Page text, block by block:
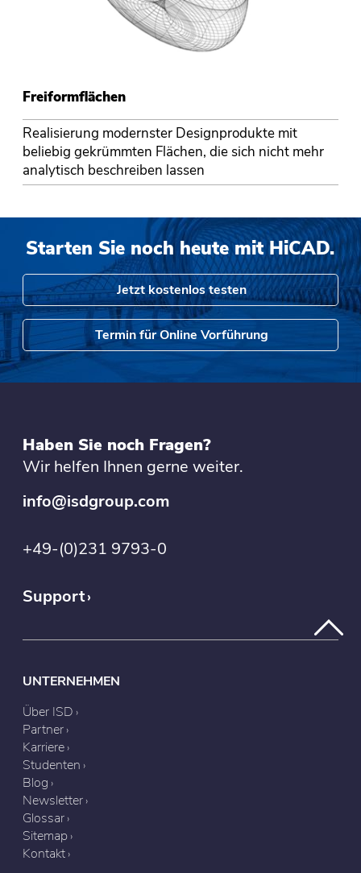
Freiformflächen
Realisierung modernster Designprodukte mit
beliebig gekrümmten Flächen, die sich nicht mehr
analytisch beschreiben lassen
Starten Sie noch heute mit HiCAD.
Jetzt kostenlos testen
Termin für Online Vorführung
Haben Sie noch Fragen?
Wir helfen Ihnen gerne weiter.
info@isdgroup.com
+49-(0)231 9793-0
Support
UNTERNEHMEN
Über ISD
Partner
Karriere
Studenten
Blog
Newsletter
Glossar
Sitemap
Kontakt